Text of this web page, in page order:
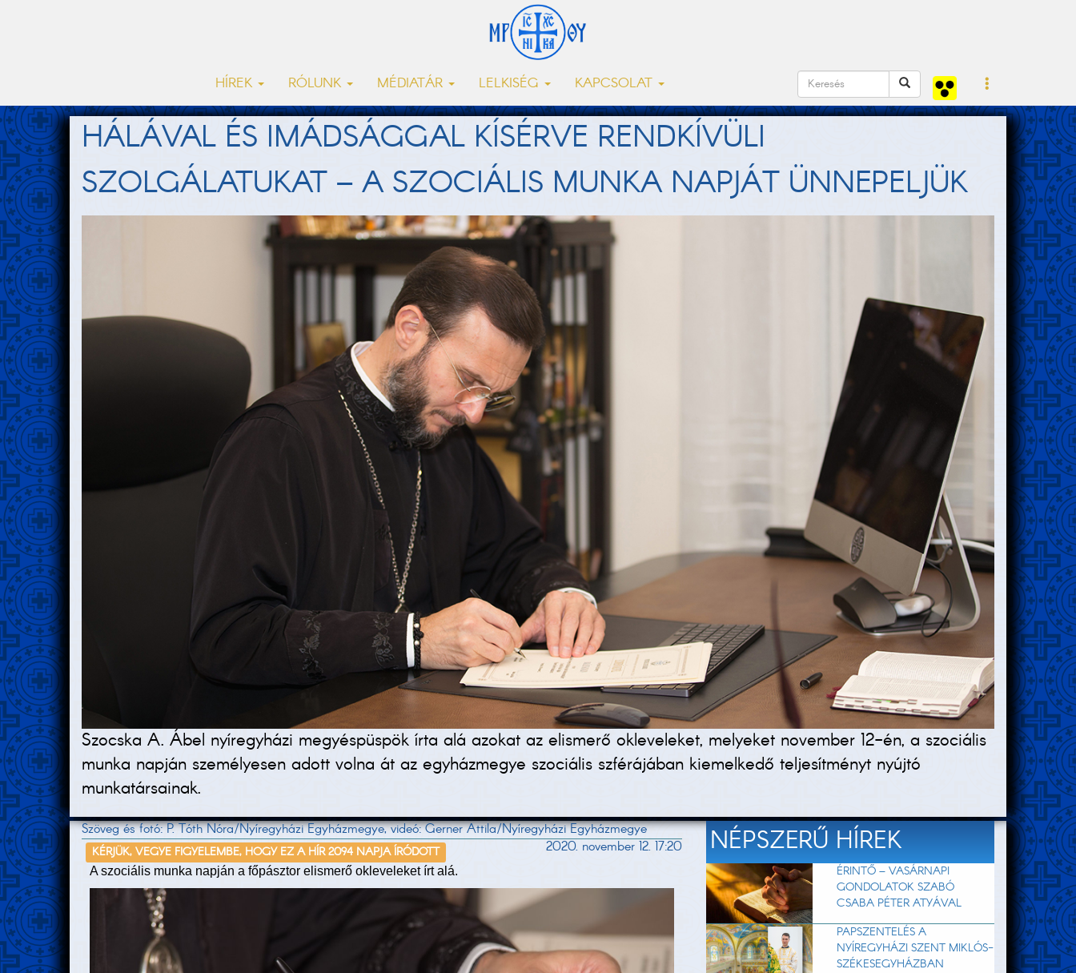
HÍREK RÓLUNK MÉDIATÁR LELKISÉG KAPCSOLAT
HÁLÁVAL ÉS IMÁDSÁGGAL KÍSÉRVE RENDKÍVÜLI
SZOLGÁLATUKAT – A SZOCIÁLIS MUNKA NAPJÁT ÜNNEPELJÜK
Szocska A. Ábel nyíregyházi megyéspüspök írta alá azokat az elismerő okleveleket, melyeket november 12-én, a szociális
munka napján személyesen adott volna át az egyházmegye szociális szférájában kiemelkedő teljesítményt nyújtó
munkatársainak.
Szöveg és fotó: P. Tóth Nóra/Nyíregyházi Egyházmegye, videó: Gerner Attila/Nyíregyházi Egyházmegye
2020. november 12. 17:20
KÉRJÜK, VEGYE FIGYELEMBE, HOGY EZ A HÍR 2094 NAPJA ÍRÓDOTT
A szociális munka napján a főpásztor elismerő okleveleket írt alá.
NÉPSZERŰ HÍREK
ÉRINTŐ – VASÁRNAPI
GONDOLATOK SZABÓ
CSABA PÉTER ATYÁVAL
PAPSZENTELÉS A
NYÍREGYHÁZI SZENT MIKLÓS-
SZÉKESEGYHÁZBAN